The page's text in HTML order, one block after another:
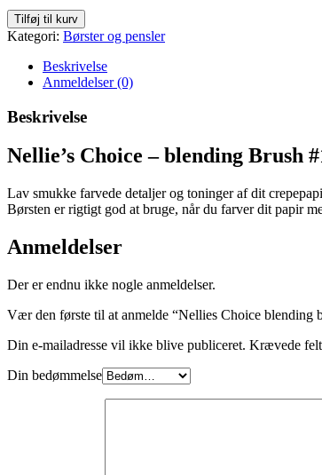
Nellies
Choice
blending
brush
Tilføj til kurv
Kategori: Børster og pensler
Beskrivelse
Anmeldelser (0)
Beskrivelse
Nellie’s Choice – blending Brush
Lav smukke farvede detaljer og toninger af dit
Børsten er rigtigt god at bruge, når du farver dit papir
Anmeldelser
Der er endnu ikke nogle anmeldelser.
Vær den første til at anmelde “Nellies Choice blending
Din e-mailadresse vil ikke blive publiceret. Krævede
Din bedømmelse